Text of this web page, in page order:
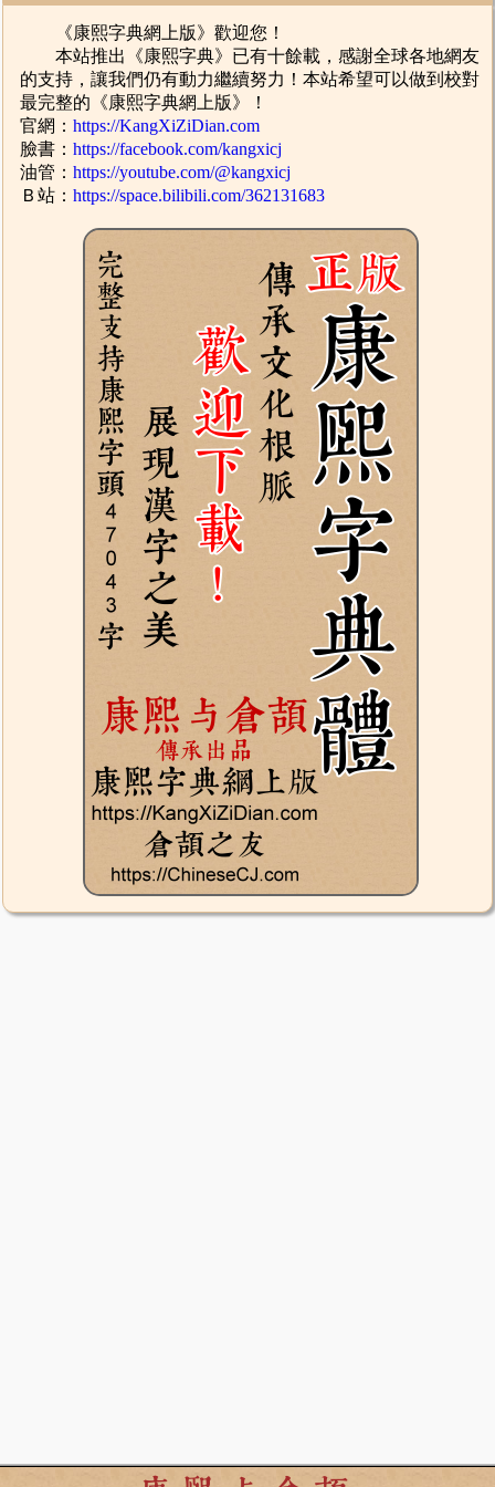
《康熙字典網上版》歡迎您！
本站推出《康熙字典》已有十餘載，感謝全球各地網友
的支持，讓我們仍有動力繼續努力！本站希望可以做到校對
最完整的《康熙字典網上版》！
官網：https://KangXiZiDian.com
臉書：https://facebook.com/kangxicj
油管：https://youtube.com/@kangxicj
Ｂ站：https://space.bilibili.com/362131683